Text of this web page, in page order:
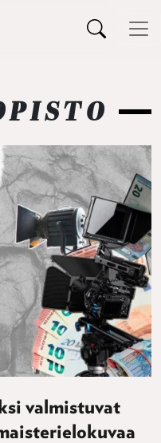
valmistuvat